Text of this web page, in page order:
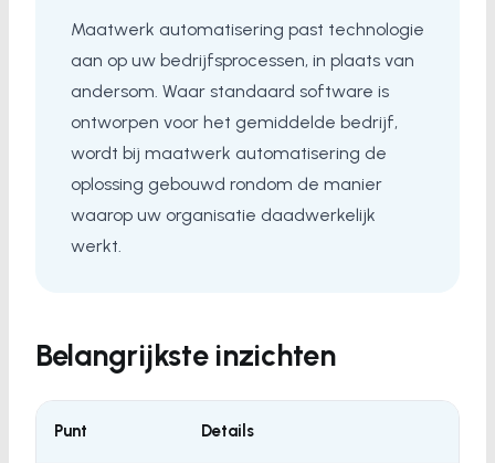
Maatwerk automatisering past technologie
aan op uw bedrijfsprocessen, in plaats van
andersom. Waar standaard software is
ontworpen voor het gemiddelde bedrijf,
wordt bij maatwerk automatisering de
oplossing gebouwd rondom de manier
waarop uw organisatie daadwerkelijk
werkt.
Belangrijkste inzichten
Punt Details